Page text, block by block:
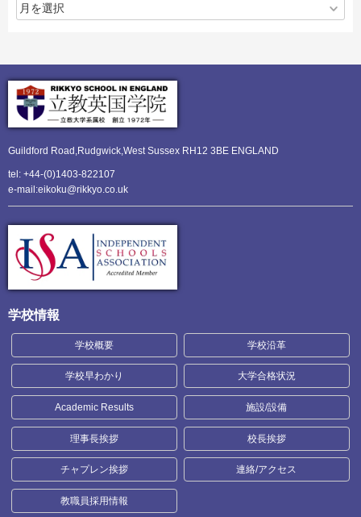
Guildford Road,Rudgwick,West Sussex RH12 3BE ENGLAND
tel: +44-(0)1403-822107
e-mail:eikoku@rikkyo.co.uk
学校情報
学校概要 学校沿革
学校早わかり 大学合格状況
Academic Results 施設/設備
理事長挨拶 校長挨拶
チャプレン挨拶 連絡/アクセス
教職員採用情報